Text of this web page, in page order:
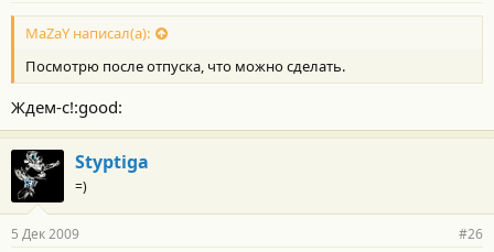
MaZaY написал(а):
Посмотрю после отпуска, что можно сделать.
Ждем-с!:good:
Styptiga
=)
5 Дек 2009 #26